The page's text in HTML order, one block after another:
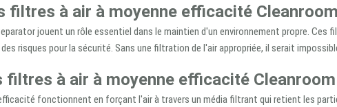
filtres à air à moyenne efficacité
jouent un rôle essentiel dans le maintien d'un environnement propre.
risques pour la sécurité. Sans une filtration de l'air appropriée, il serait
à air à moyenne efficacité
fonctionnent en forçant l'air à travers un média filtrant qui retient les